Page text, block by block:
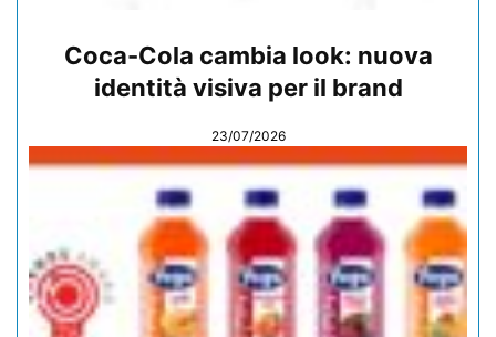
Coca-Cola cambia look: nuova
identità visiva per il brand
23/07/2026